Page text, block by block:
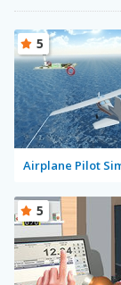
Airplane Pilot
5
5